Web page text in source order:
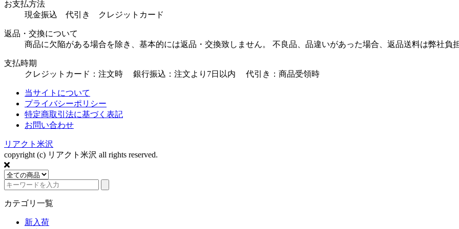
お支払方法
現金振込 代引き クレジットカード
返品・交換について
商品に欠陥がある場合を除き、基本的には返品・交換致しません。 不良品、品違いがあった場合、返品送料は弊社負
支払時期
クレジットカード：注文時 銀行振込：注文より7日以内 代引き：商品受領時
当サイトについて
プライバシーポリシー
特定商取引法に基づく表記
お問い合わせ
リアクト米沢
copyright (c) リアクト米沢 all rights reserved.
カテゴリ一覧
新入荷